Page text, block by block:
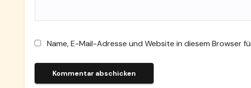
Name, E-Mail-Adresse und Website in diesem Browser